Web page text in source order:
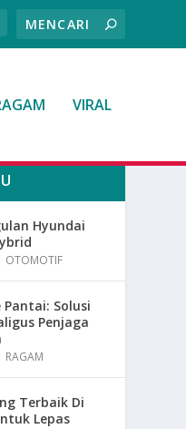
VIRAL
Hyundai
OTOMOTIF
Pantai: Solusi
Penjaga
RAGAM
Terbaik Di
Lepas